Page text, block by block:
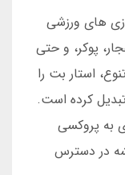
های ورزشی
پوکر، و حتی
استار بت را
کرده است.
به پروکسی
در دسترس